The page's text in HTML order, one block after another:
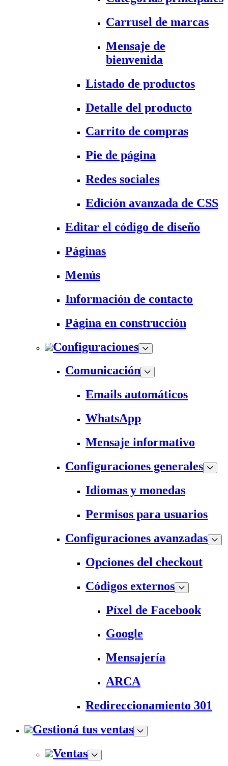
Carrusel de marcas
Mensaje de
bienvenida
Listado de productos
Detalle del producto
Carrito de compras
Pie de página
Redes sociales
Edición avanzada de CSS
Editar el código de diseño
Páginas
Menús
Información de contacto
Página en construcción
Configuraciones
Comunicación
Emails automáticos
WhatsApp
Mensaje informativo
Configuraciones generales
Idiomas y monedas
Permisos para usuarios
Configuraciones avanzadas
Opciones del checkout
Códigos externos
Píxel de Facebook
Google
Mensajería
ARCA
Redireccionamiento 301
Gestioná tus ventas
Ventas